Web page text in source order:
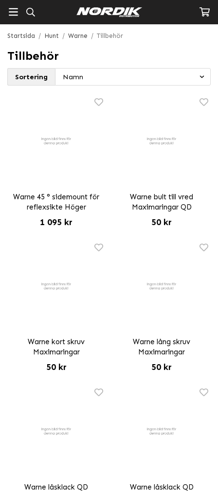
Startsida / Hunt / Warne / Tillbehör
Tillbehör
Sortering
Warne 45 ° sidemount för
reflexsikte Höger
1 095 kr
Warne bult till vred
Maximaringar QD
50 kr
Warne kort skruv
Maximaringar
50 kr
Warne lång skruv
Maximaringar
50 kr
Warne låsklack QD
Warne låsklack QD